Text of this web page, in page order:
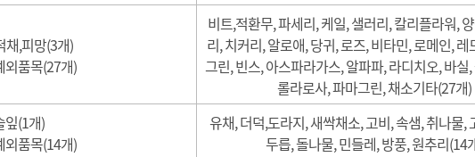
채,피망(3개)
외품목(27개)
비트,적환무, 파세리, 케일, 샐러리, 칼리플라워,
리, 치커리, 알로애, 당귀, 로즈, 비타민, 로메인, 레
그린, 빈스, 아스파라가스, 알파파, 라디치오, 바실
롤라로사, 파마그린, 채소기타(27개)
잎(1개)
외품목(14개)
유채, 더덕,도라지, 새싹채소, 고비, 속샘, 취나물,
두릅, 돌나물, 민들레, 방풍, 원추리(14